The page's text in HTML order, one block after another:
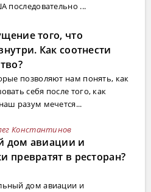
последовательно ...
того, что
Как соотнести
позволяют нам понять, как
себя после того, как
разум мечется...
Константинов
дом авиации и
превратят в ресторан?
дом авиации и